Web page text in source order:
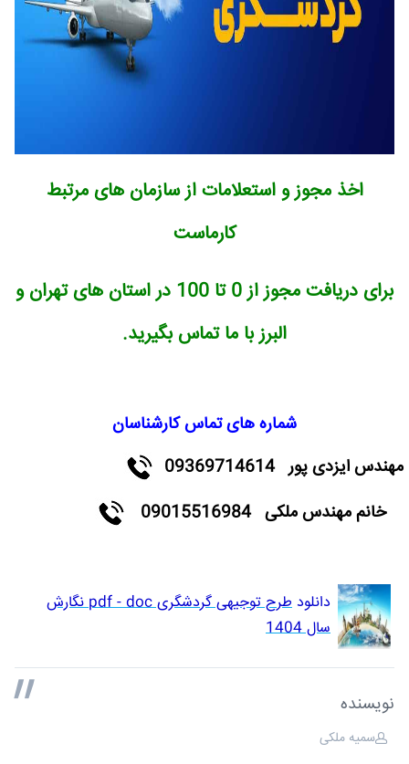
اخذ مجوز و استعلامات از سازمان های مرتبط
کارماست
برای دریافت مجوز از 0 تا 100 در استان های تهران و
البرز با ما تماس بگیرید.
شماره های تماس کارشناسان
مهندس ایزدی پور 09369714614
خانم مهندس ملکی 09015516984
دانلود
طرح توجیهی گردشگری pdf - doc نگارش
سال 1404
نویسنده
سمیه ملکی